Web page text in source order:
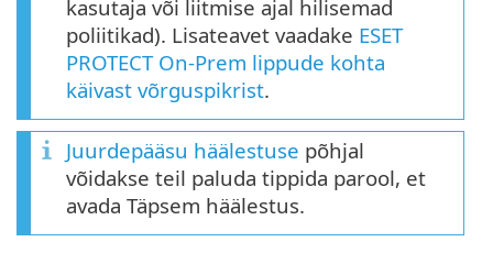
kasutaja või liitmise ajal hilisemad
poliitikad). Lisateavet vaadake ESET
PROTECT On-Prem lippude kohta
käivast võrguspikrist.
Juurdepääsu häälestuse põhjal
võidakse teil paluda tippida parool, et
avada Täpsem häälestus.